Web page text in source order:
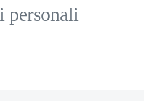
personali